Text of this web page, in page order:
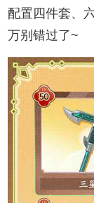
配置四件套、
万别错过了~